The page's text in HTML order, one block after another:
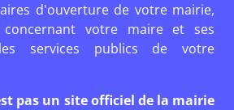
d'ouverture de votre mairie,
votre maire et ses
services publics de votre
pas un site officiel de la mairie